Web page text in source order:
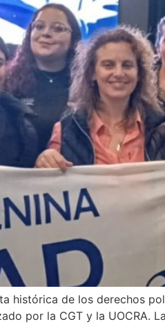
histórica de los derechos
por la CGT y la UOCRA.